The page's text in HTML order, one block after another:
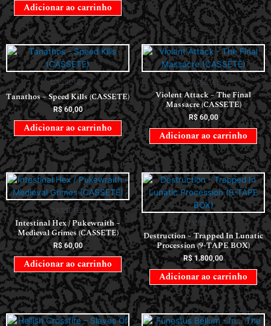
Adicionar ao carrinho
CASSETES
Tanathos – Speed Kills (CASSETE)
R$60,00
Adicionar ao carrinho
CASSETES
Violent Attack – The Final
Massacre (CASSETE)
R$60,00
Adicionar ao carrinho
CASSETES
Intestinal Hex / Pukewraith –
Medieval Grimes (CASSETE)
R$60,00
Adicionar ao carrinho
CASSETES
Destruction – Trapped In Lunatic
Procession (9-TAPE BOX)
R$1.800,00
Adicionar ao carrinho